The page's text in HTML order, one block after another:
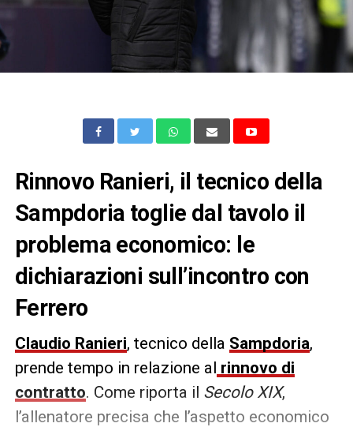
Rinnovo Ranieri, il tecnico della
Sampdoria toglie dal tavolo il
problema economico: le
dichiarazioni sull’incontro con
Ferrero
Claudio Ranieri, tecnico della Sampdoria,
prende tempo in relazione al rinnovo di
contratto. Come riporta il Secolo XIX,
l’allenatore precisa che l’aspetto economico